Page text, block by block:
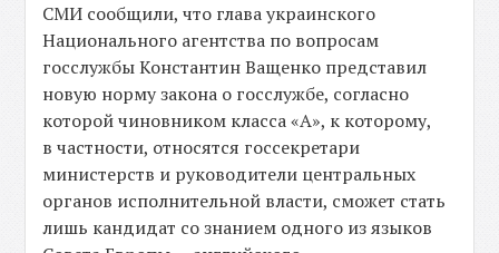
СМИ сообщили, что глава украинского
Национального агентства по вопросам
госслужбы Константин Ващенко представил
новую норму закона о госслужбе, согласно
которой чиновником класса «А», к которому,
в частности, относятся госсекретари
министерств и руководители центральных
органов исполнительной власти, сможет стать
лишь кандидат со знанием одного из языков